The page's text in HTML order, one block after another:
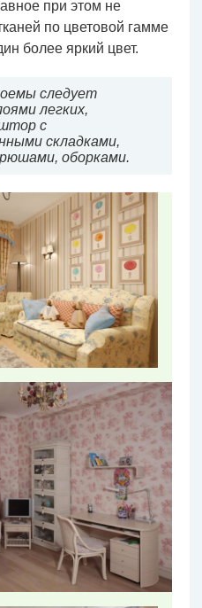
при этом не
по цветовой гамме
более яркий цвет.
следует
легких,
с
складками,
оборками.